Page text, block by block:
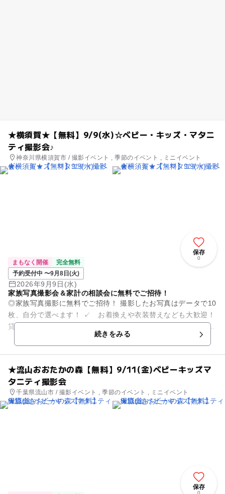
★横須賀★【無料】9/9(水)☆ベビー・キッズ・マタニ
ティ撮影会♪
神奈川県横須賀市 / 撮影イベント , 季節のイベント , ミニイベント
保存
0
まもなく開催
完全無料
予約受付中 〜9月8日(火)
2026年9月9日(水)
家族写真撮影会＆家計の相談会に無料でご招待！
◎家族写真撮影に無料でご招待！ 撮影したお写真はデータで10
枚、自分で選べます！ ✓ お着換えや衣装替えなども大歓迎！
貸し切りでたっぷり撮影いたします。 ✓ 小物などのお持ち込
続きをみる
★流山おおたかの森【無料】9/11(金)ベビーキッズマ
タニティ撮影会
千葉県流山市 / 撮影イベント , 季節のイベント , ミニイベント
保存
0